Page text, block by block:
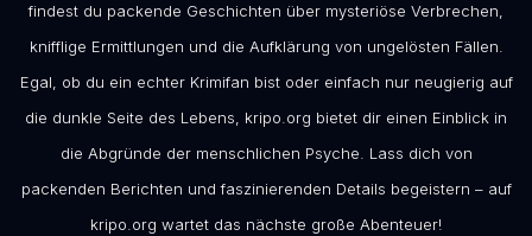
findest du packende Geschichten über mysteriöse Verbrechen,
knifflige Ermittlungen und die Aufklärung von ungelösten Fällen.
Egal, ob du ein echter Krimifan bist oder einfach nur neugierig auf
die dunkle Seite des Lebens, kripo.org bietet dir einen Einblick in
die Abgründe der menschlichen Psyche. Lass dich von
packenden Berichten und faszinierenden Details begeistern – auf
kripo.org wartet das nächste große Abenteuer!